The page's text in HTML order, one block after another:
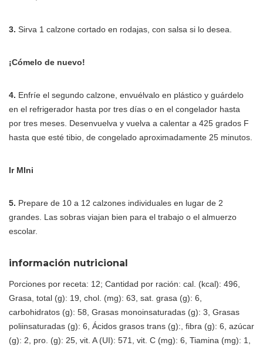
3. Sirva 1 calzone cortado en rodajas, con salsa si lo desea.
¡Cómelo de nuevo!
4. Enfríe el segundo calzone, envuélvalo en plástico y guárdelo
en el refrigerador hasta por tres días o en el congelador hasta
por tres meses. Desenvuelva y vuelva a calentar a 425 grados F
hasta que esté tibio, de congelado aproximadamente 25 minutos.
Ir MIni
5. Prepare de 10 a 12 calzones individuales en lugar de 2
grandes. Las sobras viajan bien para el trabajo o el almuerzo
escolar.
información nutricional
Porciones por receta: 12; Cantidad por ración: cal. (kcal): 496,
Grasa, total (g): 19, chol. (mg): 63, sat. grasa (g): 6,
carbohidratos (g): 58, Grasas monoinsaturadas (g): 3, Grasas
poliinsaturadas (g): 6, Ácidos grasos trans (g):, fibra (g): 6, azúcar
(g): 2, pro. (g): 25, vit. A (UI): 571, vit. C (mg): 6, Tiamina (mg): 1,